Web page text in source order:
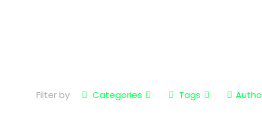
Filter by Categories Tags